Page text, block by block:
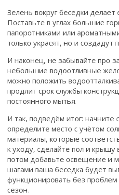
Зелень вокруг беседки делает
Поставьте в углах большие
папоротниками или
только украсят, но и создадут
И наконец, не забывайте про
небольшие водоотливные
можно положить
продлит срок службы
постоянного мытья.
И так, подведём итог:
определите место с учётом
материалы, которые
к уходу, сделайте пол и
потом добавьте освещение и
шагами ваша беседка будет
функционировать без проблем
сезон.